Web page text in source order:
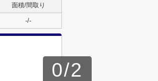
面積/間取り
-/-
0/2